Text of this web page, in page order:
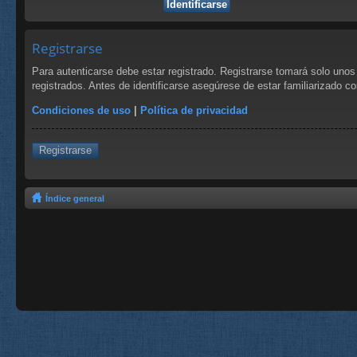
Registrarse
Para autenticarse debe estar registrado. Registrarse tomará solo
registrados. Antes de identificarse asegúrese de estar familiarizado
Condiciones de uso | Política de privacidad
Registrarse
Índice general